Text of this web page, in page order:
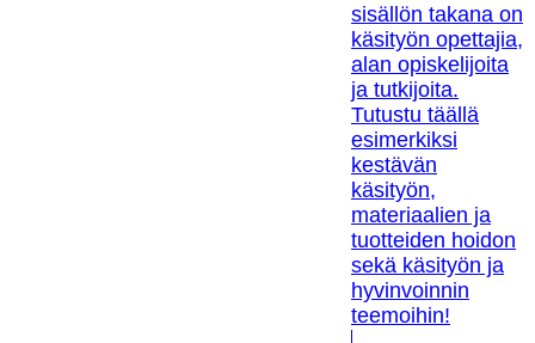
sisällön takana on
käsityön opettajia,
alan opiskelijoita
ja tutkijoita.
Tutustu täällä
esimerkiksi
kestävän
käsityön,
materiaalien ja
tuotteiden hoidon
sekä käsityön ja
hyvinvoinnin
teemoihin!